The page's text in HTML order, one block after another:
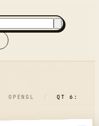
OPENGL /
QT 6: